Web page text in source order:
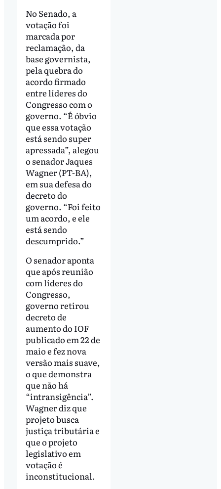
No Senado, a
votação foi
marcada por
reclamação, da
base governista,
pela quebra do
acordo firmado
entre líderes do
Congresso com o
governo. “É óbvio
que essa votação
está sendo super
apressada”, alegou
o senador Jaques
Wagner (PT-BA),
em sua defesa do
decreto do
governo. “Foi feito
um acordo, e ele
está sendo
descumprido.”
O senador aponta
que após reunião
com líderes do
Congresso,
governo retirou
decreto de
aumento do IOF
publicado em 22 de
maio e fez nova
versão mais suave,
o que demonstra
que não há
“intransigência”.
Wagner diz que
projeto busca
justiça tributária e
que o projeto
legislativo em
votação é
inconstitucional.